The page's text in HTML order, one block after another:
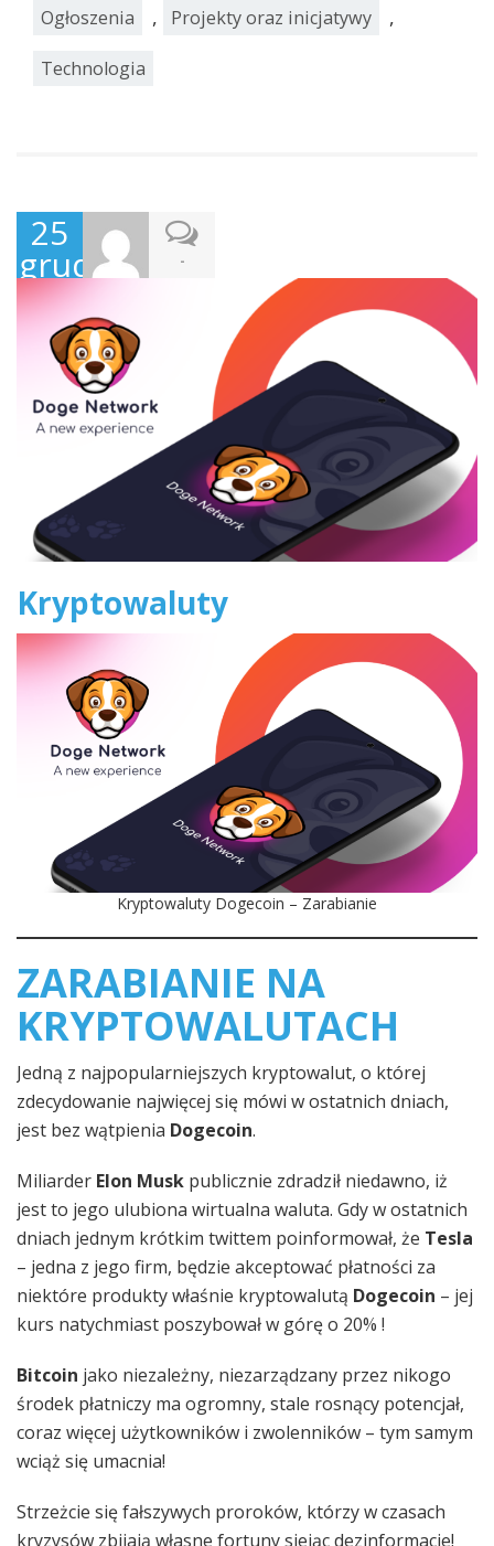
Ogłoszenia , Projekty oraz inicjatywy ,
Technologia
25
grudnia
2021
-
Kryptowaluty
Kryptowaluty Dogecoin – Zarabianie
ZARABIANIE NA
KRYPTOWALUTACH
Jedną z najpopularniejszych kryptowalut, o której
zdecydowanie najwięcej się mówi w ostatnich dniach,
jest bez wątpienia Dogecoin.
Miliarder Elon Musk publicznie zdradził niedawno, iż
jest to jego ulubiona wirtualna waluta. Gdy w ostatnich
dniach jednym krótkim twittem poinformował, że Tesla
– jedna z jego firm, będzie akceptować płatności za
niektóre produkty właśnie kryptowalutą Dogecoin – jej
kurs natychmiast poszybował w górę o 20% !
Bitcoin jako niezależny, niezarządzany przez nikogo
środek płatniczy ma ogromny, stale rosnący potencjał,
coraz więcej użytkowników i zwolenników – tym samym
wciąż się umacnia!
Strzeżcie się fałszywych proroków, którzy w czasach
kryzysów zbijają własne fortuny siejąc dezinformacje!